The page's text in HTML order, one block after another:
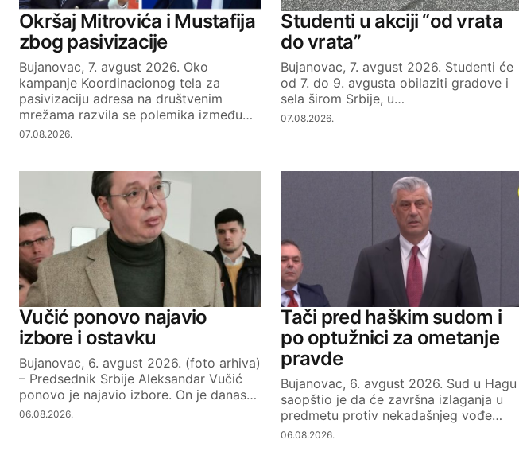
Your Name Your E-mail
SUBMIT COMMENT
Okršaj Mitrovića i Mustafija
zbog pasivizacije
Bujanovac, 7. avgust 2026. Oko
kampanje Koordinacionog tela za
pasivizaciju adresa na društvenim
mrežama razvila se polemika između…
07.08.2026.
Studenti u akciji “od vrata
do vrata”
Bujanovac, 7. avgust 2026. Studenti će
od 7. do 9. avgusta obilaziti gradove i
sela širom Srbije, u…
07.08.2026.
Vučić ponovo najavio
izbore i ostavku
Bujanovac, 6. avgust 2026. (foto arhiva)
– Predsednik Srbije Aleksandar Vučić
ponovo je najavio izbore. On je danas…
06.08.2026.
Tači pred haškim sudom i
po optužnici za ometanje
pravde
Bujanovac, 6. avgust 2026. Sud u Hagu
saopštio je da će završna izlaganja u
predmetu protiv nekadašnjeg vođe…
06.08.2026.